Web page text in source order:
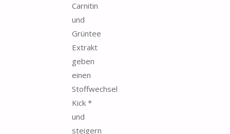
Carnitin
und
Grüntee
Extrakt
geben
einen
Stoffwechsel
Kick *
und
steigern